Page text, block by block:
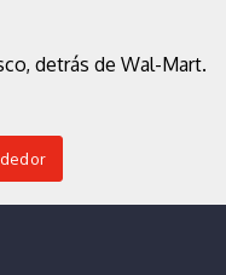
detrás de Wal-Mart.